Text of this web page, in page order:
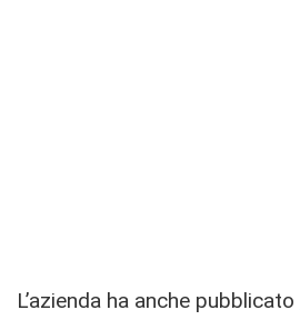
L’azienda ha anche pubblicato